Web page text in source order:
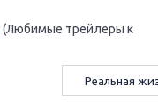
(Любимые трейлеры к